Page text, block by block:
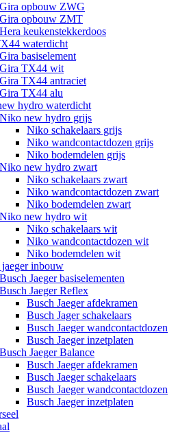
Gira opbouw ZWG
Gira opbouw ZMT
Hera keukenstekkerdoos
waterdicht
Gira basiselement
Gira TX44 wit
Gira TX44 antraciet
Gira TX44 alu
hydro waterdicht
Niko new hydro grijs
Niko schakelaars grijs
Niko wandcontactdozen grijs
Niko bodemdelen grijs
Niko new hydro zwart
Niko schakelaars zwart
Niko wandcontactdozen zwart
Niko bodemdelen zwart
Niko new hydro wit
Niko schakelaars wit
Niko wandcontactdozen wit
Niko bodemdelen wit
inbouw
Busch Jaeger basiselementen
Busch Jaeger Reflex
Busch Jaeger afdekramen
Busch Jager schakelaars
Busch Jaeger wandcontactdozen
Busch Jaeger inzetplaten
Busch Jaeger Balance
Busch Jaeger afdekramen
Busch Jaeger schakelaars
Busch Jaeger wandcontactdozen
Busch Jaeger inzetplaten